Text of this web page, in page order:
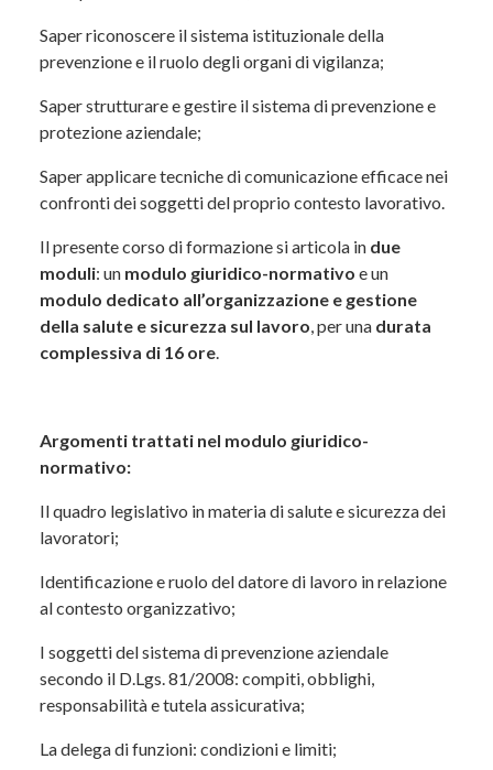
compiti e funzioni del datore di lavoro;
comprendere obblighi e responsabilità penali,
civili e amministrative del datore di lavoro e
delle figure della prevenzione;
riconoscere il sistema istituzionale della
prevenzione e il ruolo degli organi di vigilanza;
organizzare e gestire il sistema di prevenzione
e protezione in azienda;
applicare tecniche di comunicazione efficace
nei confronti dei soggetti coinvolti.
Il corso è articolato indue moduli:
Modulo organizzazione e gestione della
salute e sicurezza sul lavoro
Durata complessiva:16 ore
Programma
Modulo giuridico–normativo
Saper riconoscere il sistema istituzionale della
prevenzione e il ruolo degli organi di vigilanza;
Saper strutturare e gestire il sistema di prevenzione e
protezione aziendale;
Saper applicare tecniche di comunicazione efficace nei
confronti dei soggetti del proprio contesto lavorativo.
Il presente corso di formazione si articola in due
moduli: un modulo giuridico-normativo e un
modulo dedicato all’organizzazione e gestione
della salute e sicurezza sul lavoro, per una durata
complessiva di 16 ore.
Argomenti trattati nel modulo giuridico-
normativo:
Il quadro legislativo in materia di salute e sicurezza dei
lavoratori;
Identificazione e ruolo del datore di lavoro in relazione
al contesto organizzativo;
I soggetti del sistema di prevenzione aziendale
secondo il D.Lgs. 81/2008: compiti, obblighi,
responsabilità e tutela assicurativa;
La delega di funzioni: condizioni e limiti;